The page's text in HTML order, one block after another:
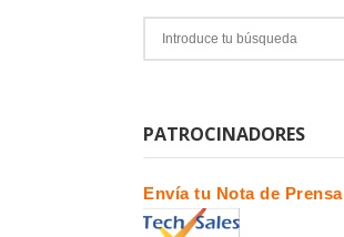
PATROCINADORES
Envía tu Nota de Prensa